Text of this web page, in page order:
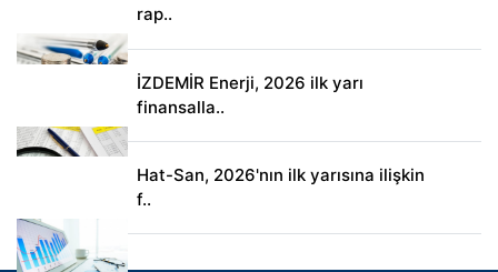
rap..
İZDEMİR Enerji, 2026 ilk yarı
finansalla..
Hat-San, 2026'nın ilk yarısına ilişkin
f..